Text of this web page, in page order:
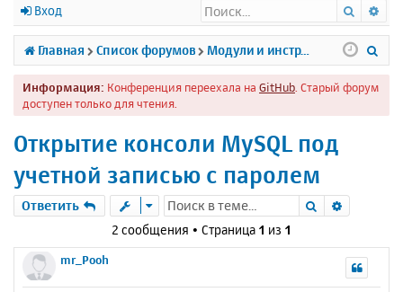
с
ы
л
к
р
у
м
х
о
д
Вход Поиск
Главная Список форумов Модули и инструменты
Информация: Конференция переехала на GitHub . Старый форум
доступен только для чтения.
Открытие консоли MySQL под
учетной записью с паролем
Ответить Поиск
2 сообщения • Страница 1 из 1
mr_Pooh